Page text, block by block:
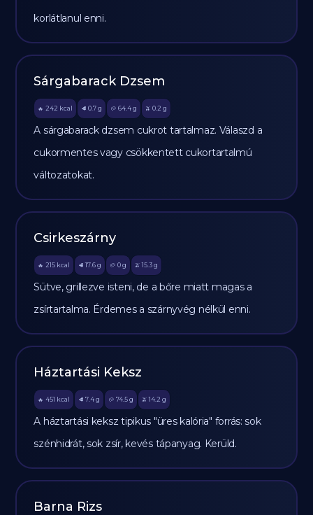
korlátlanul enni.
Sárgabarack Dzsem
🔥 242 kcal 🥩 0.7 g 🥔 64.4g 🫒 0.2 g
A sárgabarack dzsem cukrot tartalmaz. Válaszd a
cukormentes vagy csökkentett cukortartalmú
változatokat.
Csirkeszárny
🔥 215 kcal 🥩 17.6 g 🥔 0g 🫒 15.3 g
Sütve, grillezve isteni, de a bőre miatt magas a
zsírtartalma. Érdemes a szárnyvég nélkül enni.
Háztartási Keksz
🔥 451 kcal 🥩 7.4 g 🥔 74.5g 🫒 14.2 g
A háztartási keksz tipikus "üres kalória" forrás: sok
szénhidrát, sok zsír, kevés tápanyag. Kerüld.
Barna Rizs